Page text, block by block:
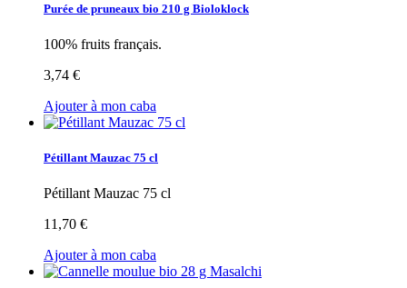
Purée de pruneaux bio 210 g Bioloklock
100% fruits français.
3,74 €
Ajouter à mon caba
Pétillant Mauzac 75 cl
Pétillant Mauzac 75 cl
11,70 €
Ajouter à mon caba